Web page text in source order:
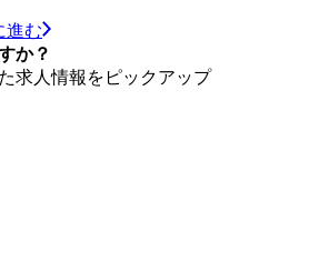
進む
か？
求人情報をピックアップ